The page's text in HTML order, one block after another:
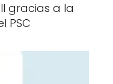
gracias a la
PSC